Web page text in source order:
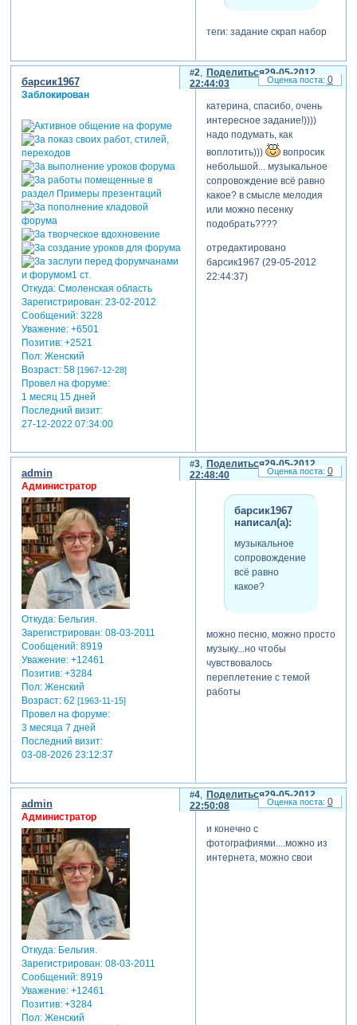
теги: задание скрап набор
Поделиться
2
29-05-2012
22:44:03
барсик1967
Заблокирован
Откуда:Смоленская область
Зарегистрирован: 23-02-2012
Сообщений:3228
Уважение: +6501
Позитив: +2521
Пол:Женский
Возраст:58 [1967-12-28]
Провел на форуме:
1 месяц 15 дней
Последний визит:
27-12-2022 07:34:00
катерина, спасибо, очень
интересное задание!))))
надо подумать, как
воплотить)))
вопросик
небольшой... музыкальное
сопровождение всё равно
какое? в смысле мелодия
или можно песенку
подобрать????
отредактировано
барсик1967 (29-05-2012
22:44:37)
0
Поделиться
3
29-05-2012
22:48:40
admin
Администратор
Откуда:Бельгия.
Зарегистрирован: 08-03-2011
Сообщений:8919
Уважение: +12461
Позитив: +3284
Пол:Женский
Возраст:62 [1963-11-15]
Провел на форуме:
3 месяца 7 дней
Последний визит:
03-08-2026 23:12:37
барсик1967
написал(а):
музыкальное
сопровождение
всё равно
какое?
можно песню, можно просто
музыку...но чтобы
чувствовалось
переплетение с темой
работы
0
Поделиться
4
29-05-2012
22:50:08
admin
Администратор
Откуда:Бельгия.
Зарегистрирован: 08-03-2011
Сообщений:8919
Уважение: +12461
Позитив: +3284
Пол:Женский
и конечно с
фотографиями....можно из
интернета, можно свои
0